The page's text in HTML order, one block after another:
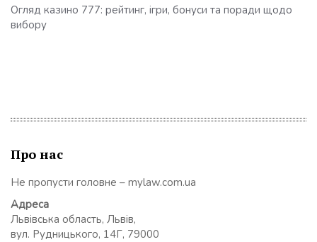
Огляд казино 777: рейтинг, ігри, бонуси та поради щодо
вибору
Про нас
Не пропусти головне – mylaw.com.ua
Адреса
Львівська область, Львів,
вул. Рудницького, 14Г, 79000